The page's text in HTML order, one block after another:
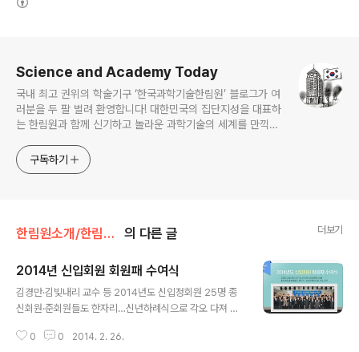
Science and Academy Today
국내 최고 권위의 학술기구 ‘한국과학기술한림원’ 블로그가 여
러분을 두 팔 벌려 환영합니다! 대한민국의 집단지성을 대표하
는 한림원과 함께 신기하고 놀라운 과학기술의 세계를 만끽하
구독하기
한림원소개/한림원의 오늘 의 다른 글 더보기
2014년 신입회원 회원패 수여식
김경만·김빛내리 교수 등 2014년도 신입정회원 25명 종
신회원·준회원들도 한자리…신년하례식으로 각오 다져 우
자리에 모였다. 한국과학기술한림원은 지난달 17일 한림
0 0 2014. 2. 26.